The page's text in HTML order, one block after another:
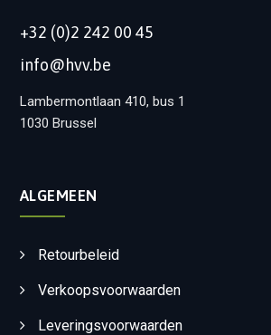
+32 (0)2 242 00 45
info@hvv.be
Lambermontlaan 410, bus 1
1030 Brussel
ALGEMEEN
Retourbeleid
Verkoopsvoorwaarden
Leveringsvoorwaarden